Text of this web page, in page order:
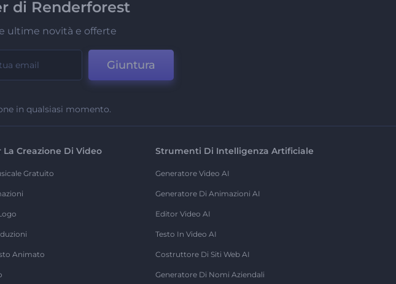
di Renderforest
ultime novità e offerte
Giuntura
in qualsiasi momento.
Creazione Di Video
Gratuito
Animato
Strumenti Di Intelligenza Artificiale
Generatore Video AI
Generatore Di Animazioni AI
Editor Video AI
Testo In Video AI
Costruttore Di Siti Web AI
Generatore Di Nomi Aziendali